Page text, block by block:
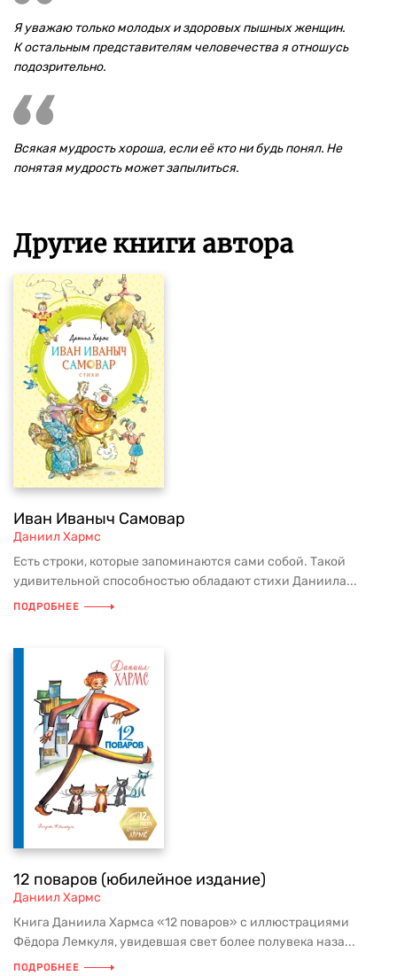
Я уважаю только молодых и здоровых пышных женщин.
К остальным представителям человечества я отношусь
подозрительно.
Всякая мудрость хороша, если её кто ни будь понял. Не
понятая мудрость может запылиться.
Другие книги автора
Иван Иваныч Самовар
Даниил Хармс
Есть строки, которые запоминаются сами собой. Такой
удивительной способностью обладают стихи Даниила...
ПОДРОБНЕЕ
12 поваров (юбилейное издание)
Даниил Хармс
Книга Даниила Хармса «12 поваров» с иллюстрациями
Фёдора Лемкуля, увидевшая свет более полувека наза...
ПОДРОБНЕЕ